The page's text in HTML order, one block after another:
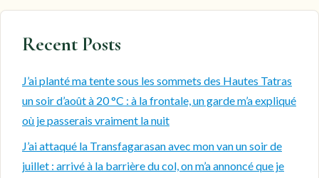
Recent Posts
J’ai planté ma tente sous les sommets des Hautes Tatras
un soir d’août à 20 °C : à la frontale, un garde m’a expliqué
où je passerais vraiment la nuit
J’ai attaqué la Transfagarasan avec mon van un soir de
juillet : arrivé à la barrière du col, on m’a annoncé que je